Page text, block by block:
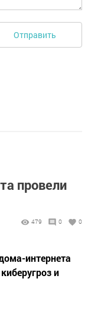
Отправить
провели
479 0 0
интернета
и